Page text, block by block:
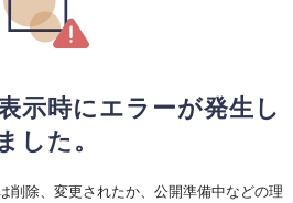
示時にエラーが発生し
ました。
削除、変更されたか、公開準備中などの理